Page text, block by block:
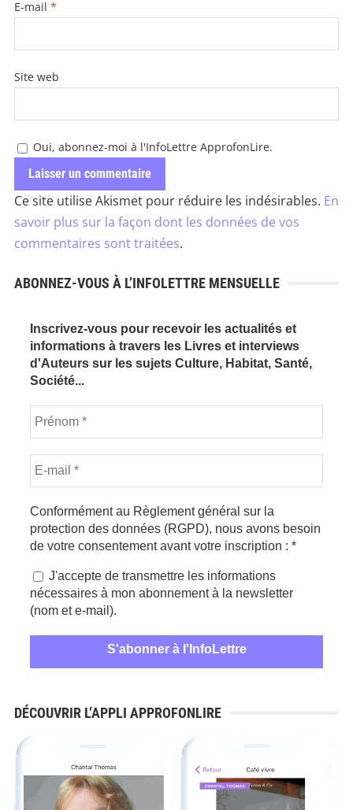
E-mail *
Site web
Oui, abonnez-moi à l'InfoLettre ApprofonLire.
Ce site utilise Akismet pour réduire les indésirables. En
savoir plus sur la façon dont les données de vos
commentaires sont traitées.
ABONNEZ-VOUS À L’INFOLETTRE MENSUELLE
Inscrivez-vous pour recevoir les actualités et
informations à travers les Livres et interviews
d'Auteurs sur les sujets Culture, Habitat, Santé,
Société...
Conformément au Règlement général sur la
protection des données (RGPD), nous avons besoin
de votre consentement avant votre inscription : *
J'accepte de transmettre les informations
nécessaires à mon abonnement à la newsletter
(nom et e-mail).
DÉCOUVRIR L’APPLI APPROFONLIRE